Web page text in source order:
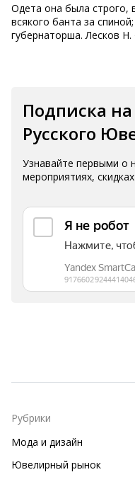
Одета она была строго,
всякого банта за
губернаторша. Лесков Н.
Подписка
Русского
Узнавайте первыми о
мероприятиях,
Рубрики
Мода и дизайн
Ювелирный рынок